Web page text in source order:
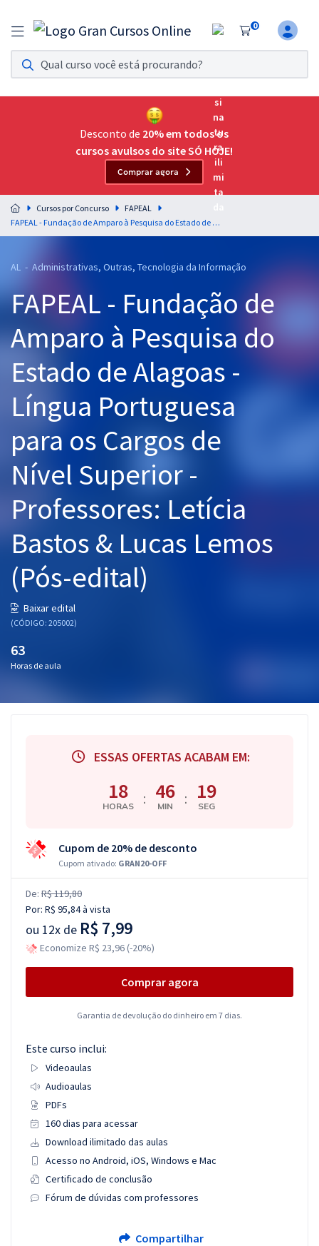
0
Assinatura Ilimitada 11
Acesso a todos os cursos. Teste grátis por 7 dias!
Assinatura OAB Até Passar
Acesso ilimitado a toda preparação para o Exame da
Residências Multiprofissionais
Preparação completa e intensiva para as principais
residências em saúde do Brasil
Cursos 20% OFF
Pós
Graduação
OAB
Questões grátis
Conteúdo gratuito
Aprovados
Atendimento
Desconto de 20% em todos os
cursos avulsos do site SÓ HOJE!
Comprar agora
Cursos por Concurso
FAPEAL
FAPEAL - Fundação de Amparo à Pesquisa do Estado de Alagoas - Língua Portuguesa para os Cargos de Nível Superior - Professores: Letícia Bastos & Lucas Lemos (Pós-edital)
AL - Administrativas, Outras, Tecnologia da Informação
FAPEAL - Fundação de
Amparo à Pesquisa do
Estado de Alagoas -
Língua Portuguesa
para os Cargos de
Nível Superior -
Professores: Letícia
Bastos & Lucas Lemos
(Pós-edital)
Baixar edital
(CÓDIGO: 205002)
63
Horas de aula
ESSAS OFERTAS ACABAM EM:
18
HORAS : 46
MIN : 18
SEG
Cupom de 20% de desconto
Cupom ativado: GRAN20-OFF
De: R$ 119,80
Por: R$ 95,84à vista
ou 12x de R$ 7,99
Economize R$ 23,96 (-20%)
Comprar agora
Garantia de devolução do dinheiro em 7 dias.
Este curso inclui:
Videoaulas
Audioaulas
PDFs
160 dias para acessar
Download ilimitado das aulas
Acesso no Android, iOS, Windows e Mac
Certificado de conclusão
Fórum de dúvidas com professores
Compartilhar